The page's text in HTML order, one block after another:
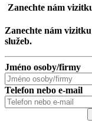
Zanechte nám
Zanechte nám
služeb.
Jméno osoby/firmy
Telefon nebo e-mail